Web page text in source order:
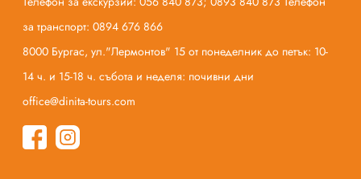
за транспорт: 0894 676 866
8000 Бургас, ул."Лермонтов" 15 от понеделник до петък: 10-
14 ч. и 15-18 ч. събота и неделя: почивни дни
office@dinita-tours.com